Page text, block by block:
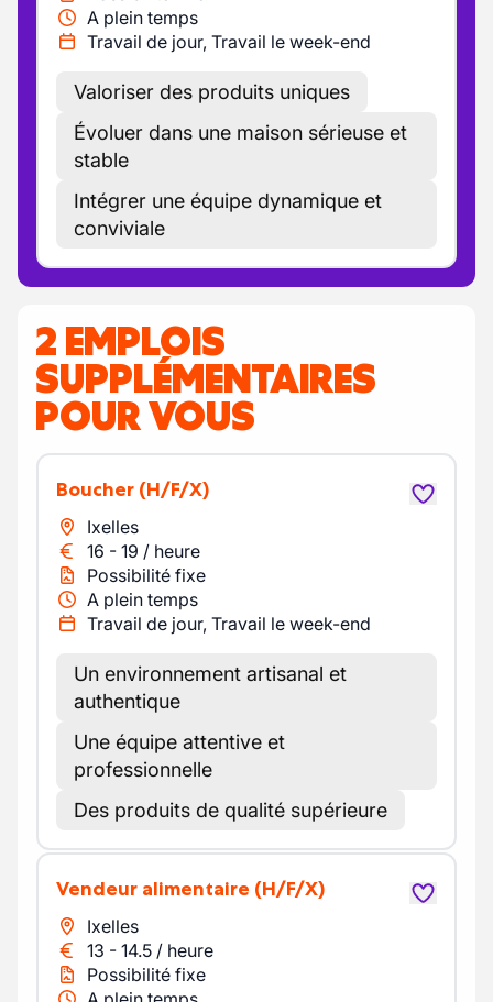
A plein temps
Travail de jour, Travail le week-end
Valoriser des produits uniques
Évoluer dans une maison sérieuse et
stable
Intégrer une équipe dynamique et
conviviale
2 EMPLOIS
SUPPLÉMENTAIRES
POUR VOUS
Boucher (H/F/X)
Ixelles
16 - 19 / heure
Possibilité fixe
A plein temps
Travail de jour, Travail le week-end
Un environnement artisanal et
authentique
Une équipe attentive et
professionnelle
Des produits de qualité supérieure
Vendeur alimentaire (H/F/X)
Ixelles
13 - 14.5 / heure
Possibilité fixe